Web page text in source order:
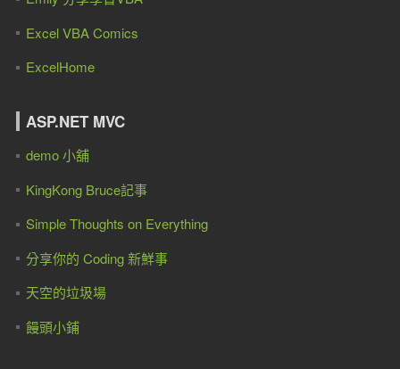
Excel VBA Comics
ExcelHome
ASP.NET MVC
demo 小舖
KingKong Bruce記事
Simple Thoughts on Everything
分享你的 Coding 新鮮事
天空的垃圾場
饅頭小鋪